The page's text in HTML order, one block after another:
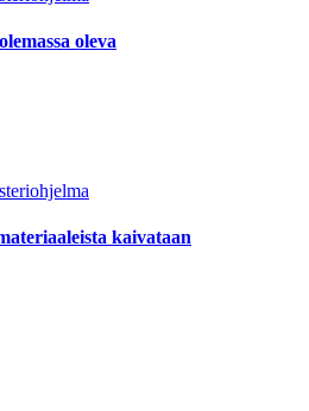
oleva
kaivataan